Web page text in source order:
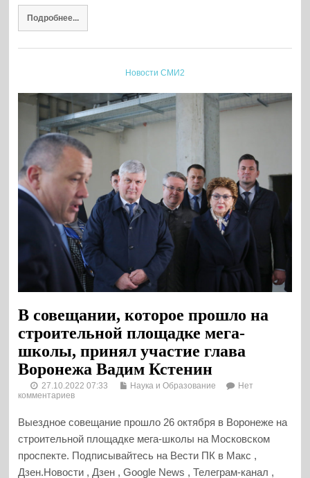
Подробнее...
Новости СМИ2
В совещании, которое прошло на
строительной площадке мега-
школы, принял участие глава
Воронежа Вадим Кстенин
27.10.2022 07:33 Наука и Образование
Нет
комментариев
Выездное совещание прошло 26 октября в Воронеже на
строительной площадке мега-школы на Московском
проспекте. Подписывайтесь на Вести ПК в Макс ,
Дзен.Новости , Дзен , Google News , Телеграм-канал ,